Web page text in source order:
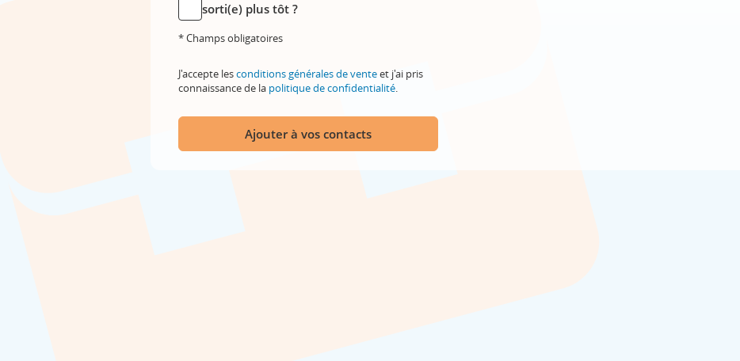
sorti(e) plus tôt ?
* Champs obligatoires
J'accepte lesconditions générales de venteet j'ai pris
connaissance de la politique de confidentialité.
Ajouter à vos contacts